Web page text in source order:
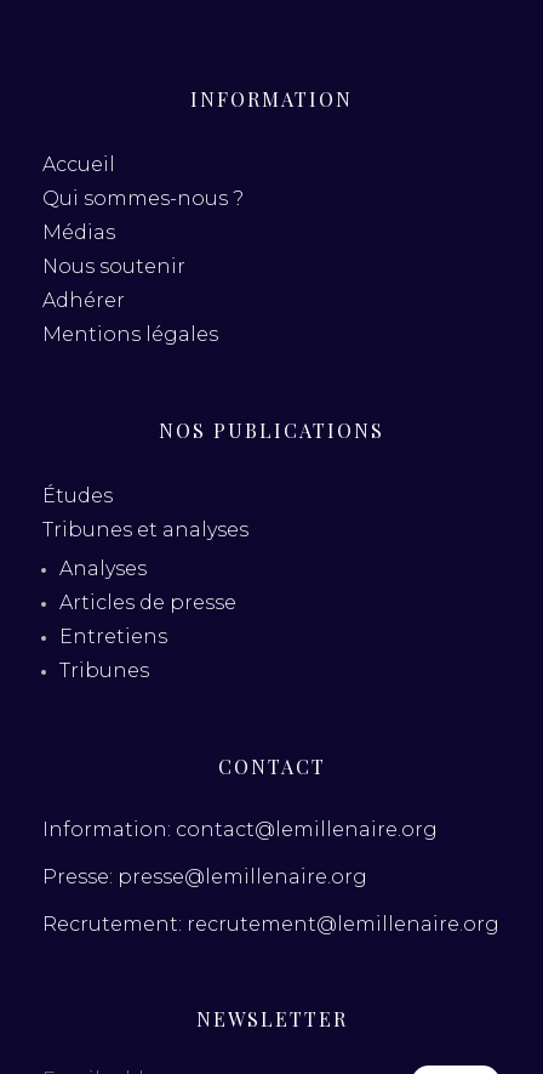
INFORMATION
Accueil
Qui sommes-nous ?
Médias
Nous soutenir
Adhérer
Mentions légales
NOS PUBLICATIONS
Études
Tribunes et analyses
Analyses
Articles de presse
Entretiens
Tribunes
CONTACT
Information: contact@lemillenaire.org
Presse: presse@lemillenaire.org
Recrutement: recrutement@lemillenaire.org
NEWSLETTER